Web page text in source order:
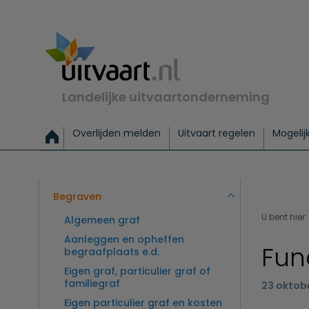
Landelijke uitvaartonderneming
Overlijden melden Uitvaart regelen
Exclusieve uitvaart Begrafenis Basis
Begraven
Algemeen graf
Aanleggen en opheffen
begraafplaats e.d.
Eigen graf, particulier graf of
familiegraf
Eigen particulier graf en kosten
U bent hier:
23